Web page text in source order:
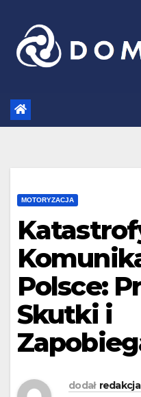
content
MOTORYZACJA
Polsce:
Skutki i
dodał redakcja